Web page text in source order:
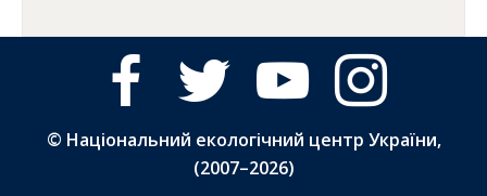
facebook twitter youtube instagram
© Національний екологічний центр України,
(2007–2026)